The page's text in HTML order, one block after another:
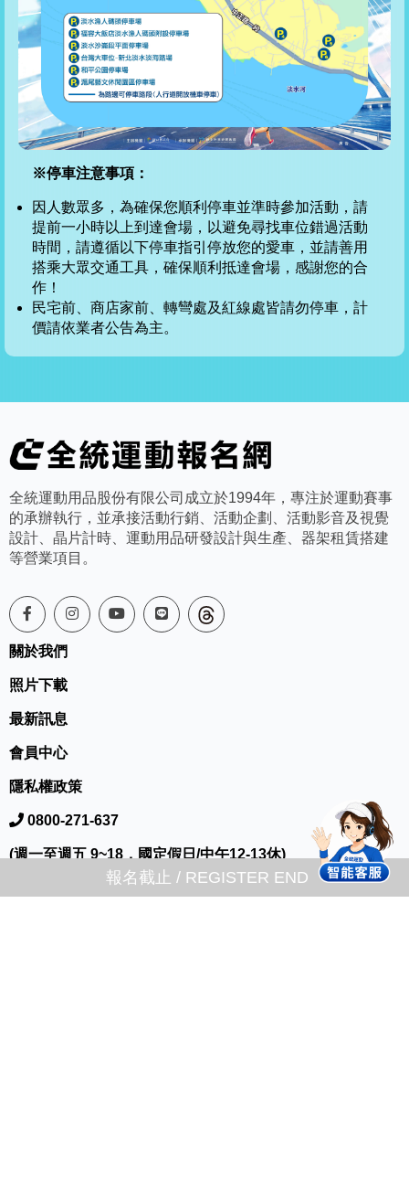
※停車注意事項：
因人數眾多，為確保您順利停車並準時參加活動，請
提前一小時以上到達會場，以避免尋找車位錯過活動
時間，請遵循以下停車指引停放您的愛車，並請善用
搭乘大眾交通工具，確保順利抵達會場，感謝您的合
作！
民宅前、商店家前、轉彎處及紅線處皆請勿停車，計
價請依業者公告為主。
報名截止 / REGISTER END
全統運動用品股份有限公司成立於1994年，專注於運動賽事
的承辦執行，並承接活動行銷、活動企劃、活動影音及視覺
設計、晶片計時、運動用品研發設計與生產、器架租賃搭建
等營業項目。
關於我們
照片下載
最新訊息
會員中心
隱私權政策
0800-271-637
(週一至週五 9~18，國定假日/中午12-13休)
05-236-5187